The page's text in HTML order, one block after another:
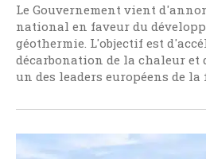
Le Gouvernement vient
national en faveur du
géothermie. L'objectif est
décarbonation de la chaleur et
un des leaders européens de la